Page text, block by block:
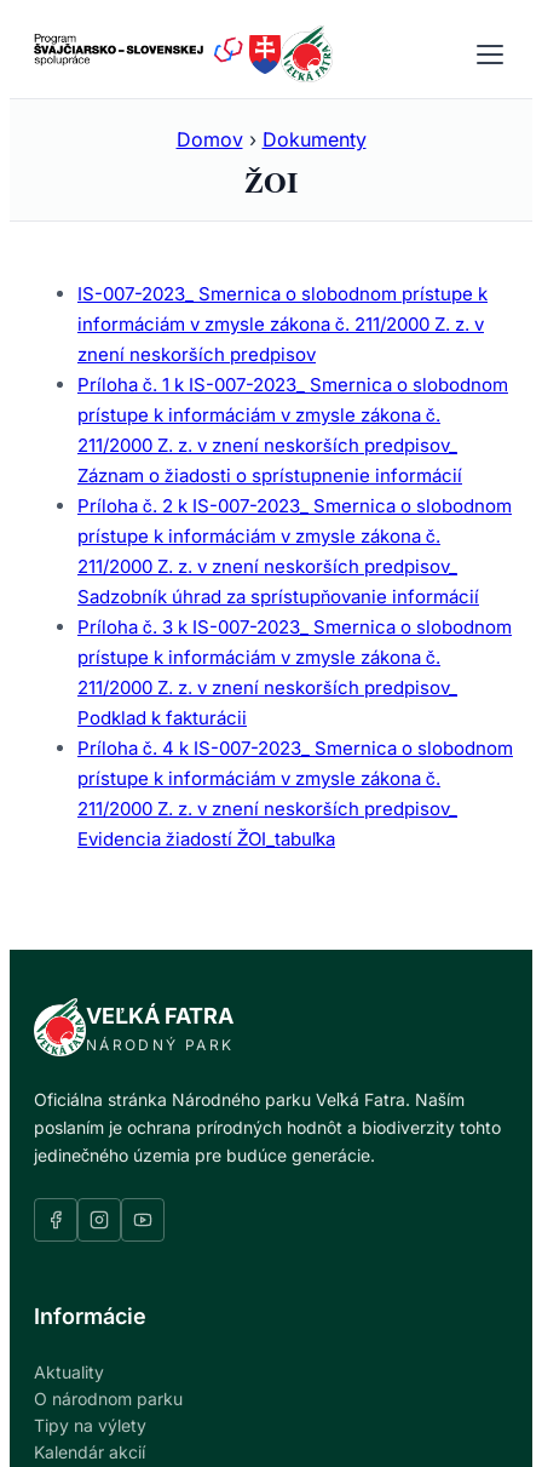
Domov › Dokumenty
ŽOI
IS-007-2023_ Smernica o slobodnom prístupe k
informáciám v zmysle zákona č. 211/2000 Z. z. v
znení neskorších predpisov
Príloha č. 1 k IS-007-2023_ Smernica o slobodnom
prístupe k informáciám v zmysle zákona č.
211/2000 Z. z. v znení neskorších predpisov_
Záznam o žiadosti o sprístupnenie informácií
Príloha č. 2 k IS-007-2023_ Smernica o slobodnom
prístupe k informáciám v zmysle zákona č.
211/2000 Z. z. v znení neskorších predpisov_
Sadzobník úhrad za sprístupňovanie informácií
Príloha č. 3 k IS-007-2023_ Smernica o slobodnom
prístupe k informáciám v zmysle zákona č.
211/2000 Z. z. v znení neskorších predpisov_
Podklad k fakturácii
Príloha č. 4 k IS-007-2023_ Smernica o slobodnom
prístupe k informáciám v zmysle zákona č.
211/2000 Z. z. v znení neskorších predpisov_
Evidencia žiadostí ŽOI_tabuľka
VEĽKÁ FATRA
NÁRODNÝ PARK
Oficiálna stránka Národného parku Veľká Fatra. Naším
poslaním je ochrana prírodných hodnôt a biodiverzity tohto
jedinečného územia pre budúce generácie.
Informácie
Aktuality
O národnom parku
Tipy na výlety
Kalendár akcií